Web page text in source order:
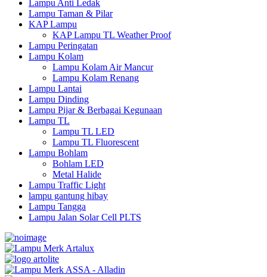
Lampu Anti Ledak
Lampu Taman & Pilar
KAP Lampu
KAP Lampu TL Weather Proof
Lampu Peringatan
Lampu Kolam
Lampu Kolam Air Mancur
Lampu Kolam Renang
Lampu Lantai
Lampu Dinding
Lampu Pijar & Berbagai Kegunaan
Lampu TL
Lampu TL LED
Lampu TL Fluorescent
Lampu Bohlam
Bohlam LED
Metal Halide
Lampu Traffic Light
lampu gantung hibay
Lampu Tangga
Lampu Jalan Solar Cell PLTS